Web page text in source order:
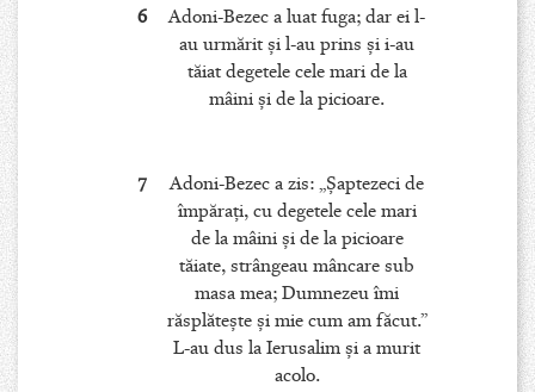
6
Adoni-Bezec a luat fuga; dar ei l-
au urmărit şi l-au prins şi i-au
tăiat degetele cele mari de la
mâini şi de la picioare.
7
Adoni-Bezec a zis: „Şaptezeci de
împăraţi, cu degetele cele mari
de la mâini şi de la picioare
tăiate, strângeau mâncare sub
masa mea; Dumnezeu îmi
răsplăteşte şi mie cum am făcut.”
L-au dus la Ierusalim şi a murit
acolo.